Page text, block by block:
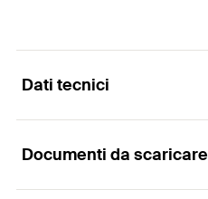
Dati tecnici
Documenti da scaricare